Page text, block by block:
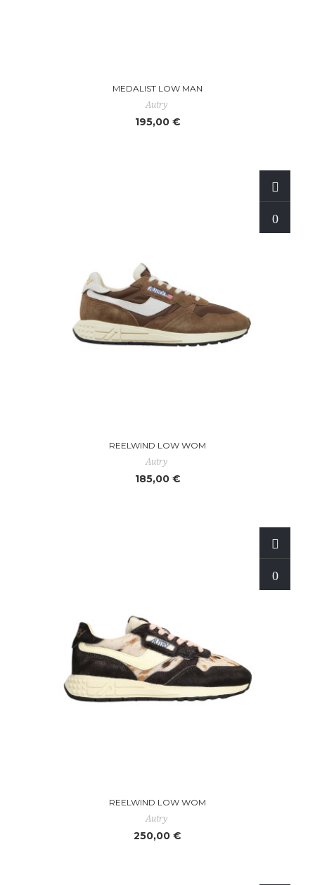
MEDALIST LOW MAN
Autry
195,00 €
REELWIND LOW WOM
Autry
185,00 €
REELWIND LOW WOM
Autry
250,00 €